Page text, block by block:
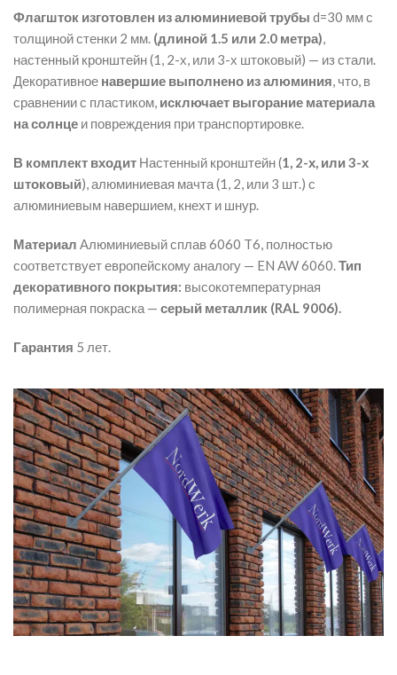
Флагшток изготовлен из алюминиевой трубы d=30 мм с
толщиной стенки 2 мм. (длиной 1.5 или 2.0 метра),
настенный кронштейн (1, 2-х, или 3-х штоковый) — из стали.
Декоративное навершие выполнено из алюминия, что, в
сравнении с пластиком, исключает выгорание материала
на солнце и повреждения при транспортировке.
В комплект входит Настенный кронштейн (1, 2-х, или 3-х
штоковый), алюминиевая мачта (1, 2, или 3 шт.) с
алюминиевым навершием, кнехт и шнур.
Материал Алюминиевый сплав 6060 T6, полностью
соответствует европейскому аналогу — EN AW 6060.Тип
декоративного покрытия: высокотемпературная
полимерная покраска — серый металлик (RAL 9006).
Гарантия 5 лет.